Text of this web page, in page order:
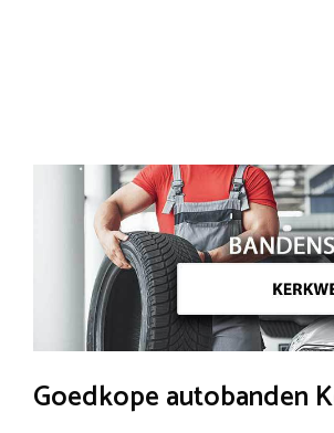
Goedkope autobanden